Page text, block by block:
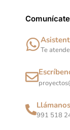
Te
Llámanos
991 518